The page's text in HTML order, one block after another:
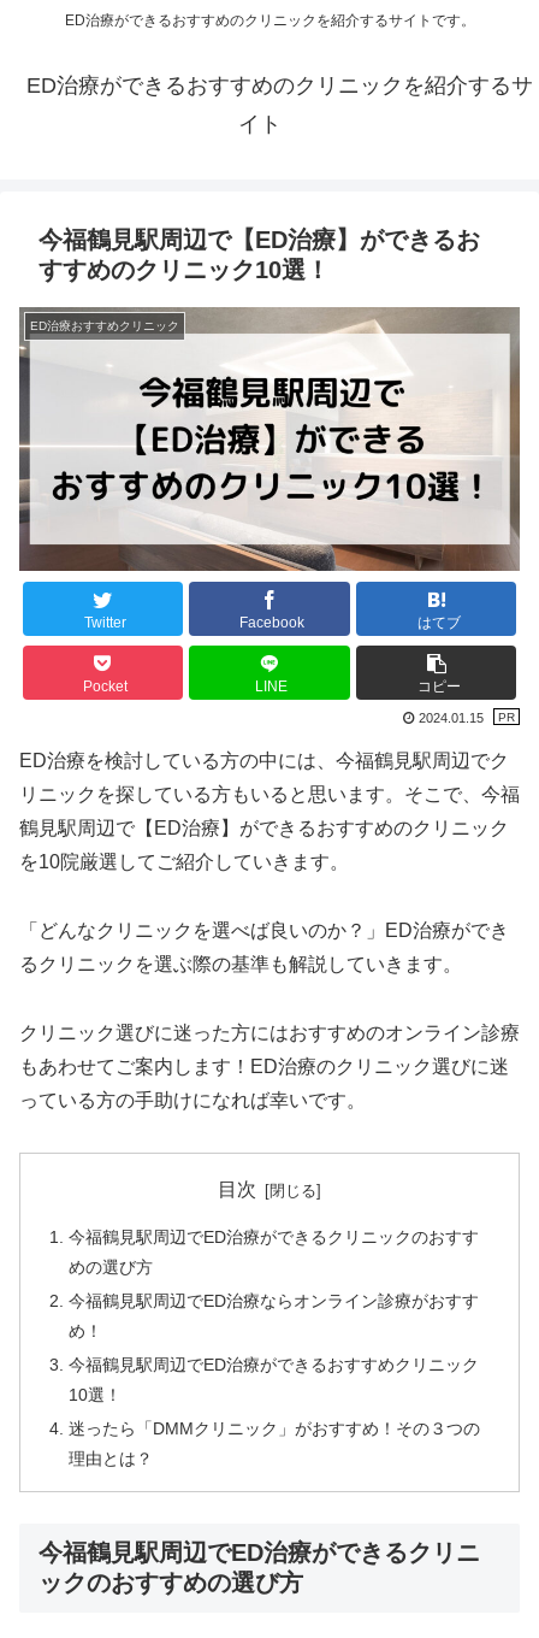
ED治療ができるおすすめのクリニックを紹介するサイトです。
ED治療ができるおすすめのクリニックを紹介するサ
イト
今福鶴見駅周辺で【ED治療】ができるお
すすめのクリニック10選！
ED治療おすすめクリニック
Twitter Facebook はてブ
Pocket LINE コピー
2024.01.15
ED治療を検討している方の中には、今福鶴見駅周辺でク
リニックを探している方もいると思います。そこで、今福
鶴見駅周辺で【ED治療】ができるおすすめのクリニック
を10院厳選してご紹介していきます。
「どんなクリニックを選べば良いのか？」ED治療ができ
るクリニックを選ぶ際の基準も解説していきます。
クリニック選びに迷った方にはおすすめのオンライン診療
もあわせてご案内します！ED治療のクリニック選びに迷
っている方の手助けになれば幸いです。
目次
今福鶴見駅周辺でED治療ができるクリニックのおすす
めの選び方
今福鶴見駅周辺でED治療ならオンライン診療がおすす
め！
今福鶴見駅周辺でED治療ができるおすすめクリニック
10選！
迷ったら「DMMクリニック」がおすすめ！その３つの
理由とは？
今福鶴見駅周辺でED治療ができるクリニ
ックのおすすめの選び方